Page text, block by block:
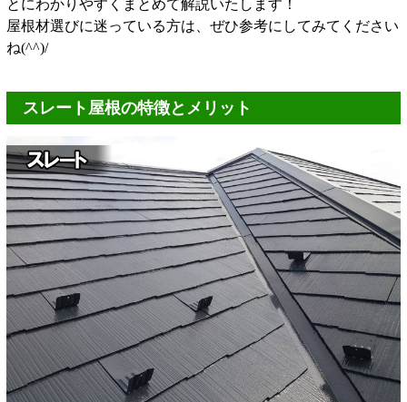
とにわかりやすくまとめて解説いたします！
屋根材選びに迷っている方は、ぜひ参考にしてみてください
ね(^^)/
スレート屋根の特徴とメリット